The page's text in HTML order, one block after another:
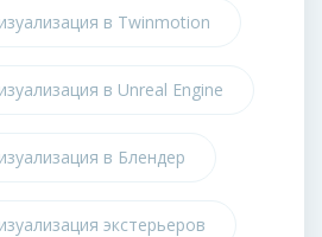
в Twinmotion
в Unreal Engine
в Блендер
экстерьеров